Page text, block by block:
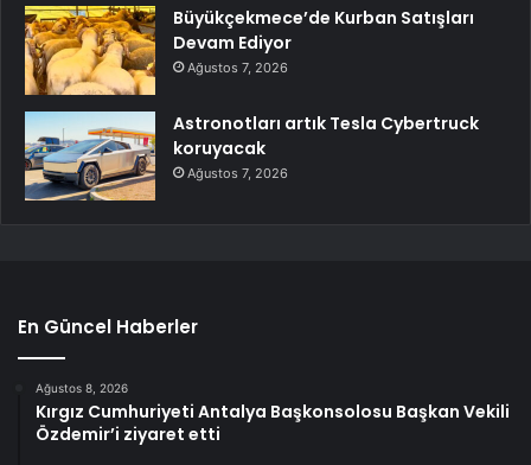
Büyükçekmece’de Kurban Satışları
Devam Ediyor
Ağustos 7, 2026
Astronotları artık Tesla Cybertruck
koruyacak
Ağustos 7, 2026
En Güncel Haberler
Ağustos 8, 2026
Kırgız Cumhuriyeti Antalya Başkonsolosu Başkan Vekili
Özdemir’i ziyaret etti